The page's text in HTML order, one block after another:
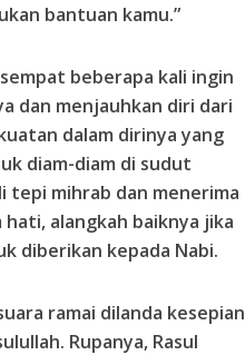
bantuan kamu.”
beberapa kali ingin
dan menjauhkan diri dari
dalam dirinya yang
diam-diam di sudut
tepi mihrab dan menerima
alangkah baiknya jika
diberikan kepada Nabi.
ramai dilanda kesepian
Rupanya, Rasul